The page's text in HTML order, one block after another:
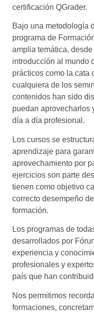
certificación QGrader.
Bajo una metodología
programa de
amplia temática,
introducción al mundo
prácticos como la cata
cualquiera de los
contenidos han sido
puedan aprovecharlos
día a día profesional.
Los cursos se
aprendizaje para
aprovechamiento por
ejercicios son parte
tienen como objetivo
correcto desempeño
formación.
Los programas de
desarrollados por
experiencia y
profesionales y
país que han
Nos permitimos
formaciones,